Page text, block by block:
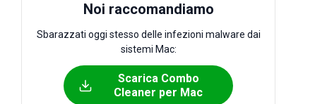
Noi raccomandiamo
Sbarazzati oggi stesso delle infezioni malware dai
sistemi Mac:
Scarica Combo
Cleaner per Mac